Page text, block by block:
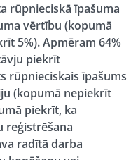
rūpnieciskā īpašuma
vērtību (kopumā
5%). Apmēram 64%
piekrīt
rūpnieciskais īpašums
(kopumā nepiekrīt
piekrīt, ka
reģistrēšana
radītā darba